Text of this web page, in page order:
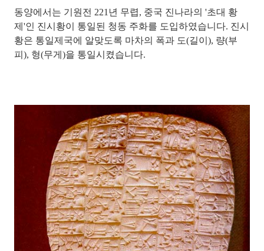
동양에서는 기원전 221년 무렵, 중국 진나라의 '초대 황
제'인 진시황이 통일된 청동 주화를 도입하였습니다. 진시
황은 통일제국에 알맞도록 마차의 폭과 도(길이), 량(부
피), 형(무게)을 통일시켰습니다.